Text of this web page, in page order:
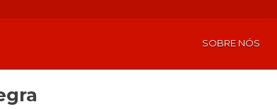
SOBRE NÓS